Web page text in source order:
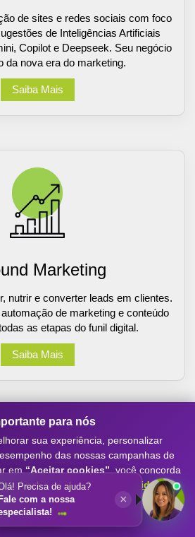
de sites e redes sociais com foco
de Inteligências Artificiais
Copilot e Deepseek. Seu negócio
da nova era do marketing.
Saiba Mais
Marketing
nutrir e converter leads em clientes.
de marketing e conteúdo
as etapas do funil digital.
Saiba Mais
para nós
sua experiência, personalizar
das nossas campanhas de
em “Aceitar cookies” , você concorda
nossaPolítica de Privacidade.
cookies
Precisa de ajuda?
Fale com a nossa
×